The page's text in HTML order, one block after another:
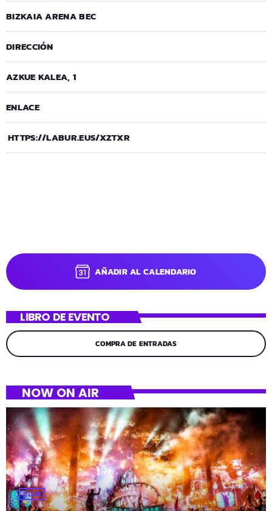
BIZKAIA ARENA BEC
DIRECCIÓN
AZKUE KALEA, 1
ENLACE
HTTPS://LABUR.EUS/XZTXR
AÑADIR AL CALENDARIO
LIBRO DE EVENTO
COMPRA DE ENTRADAS
NOW ON AIR
CLUB